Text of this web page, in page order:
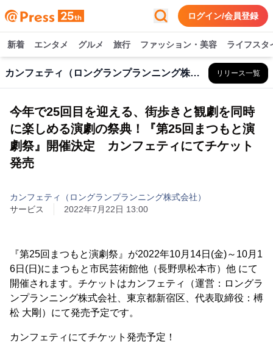
ログイン/会員登録
新着 エンタメ グルメ 旅行 ファッション・美容 ライフスタ
カンフェティ（ロングランプランニング株式会社） リリース一覧
今年で25回目を迎える、街歩きと観劇を同時
に楽しめる演劇の祭典！『第25回まつもと演
劇祭』開催決定 カンフェティにてチケット
発売
カンフェティ（ロングランプランニング株式会社）
サービス
2022年7月22日 13:00
『第25回まつもと演劇祭』が2022年10月14日(金)～10月1
6日(日)にまつもと市民芸術館他（長野県松本市）他 にて
開催されます。チケットはカンフェティ（運営：ロングラ
ンプランニング株式会社、東京都新宿区、代表取締役：榑
松 ⼤剛）にて発売予定です。
カンフェティにてチケット発売予定！